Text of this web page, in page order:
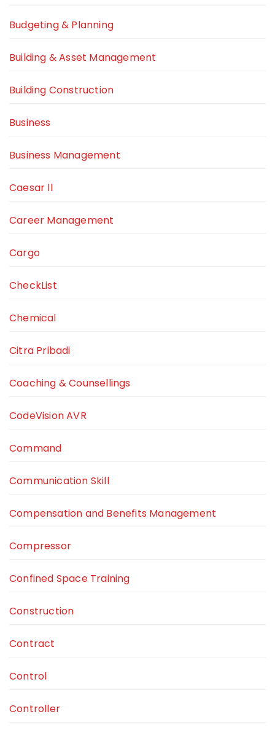
Budgeting & Planning
Building & Asset Management
Building Construction
Business
Business Management
Caesar ll
Career Management
Cargo
CheckList
Chemical
Citra Pribadi
Coaching & Counsellings
CodeVision AVR
Command
Communication Skill
Compensation and Benefits Management
Compressor
Confined Space Training
Construction
Contract
Control
Controller